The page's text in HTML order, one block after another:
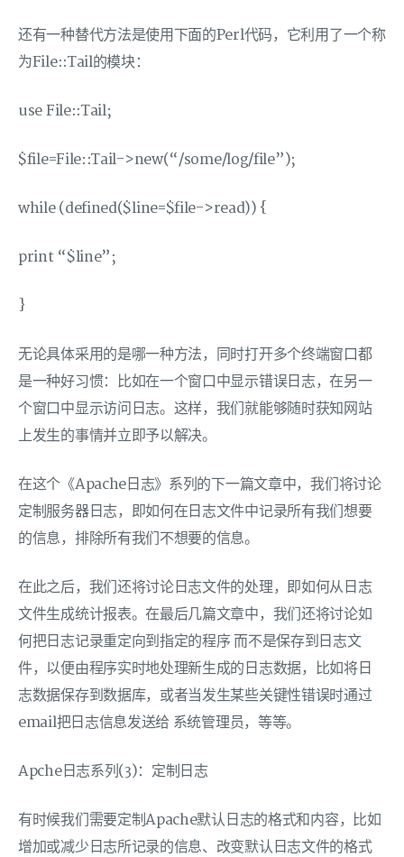
还有一种替代方法是使用下面的Perl代码，它利用了一个称
为File::Tail的模块：
use File::Tail;
$file=File::Tail->new(“/some/log/file”);
while (defined($line=$file->read)) {
print “$line”;
}
无论具体采用的是哪一种方法，同时打开多个终端窗口都
是一种好习惯：比如在一个窗口中显示错误日志，在另一
个窗口中显示访问日志。这样，我们就能够随时获知网站
上发生的事情并立即予以解决。
在这个《Apache日志》系列的下一篇文章中，我们将讨论
定制服务器日志，即如何在日志文件中记录所有我们想要
的信息，排除所有我们不想要的信息。
在此之后，我们还将讨论日志文件的处理，即如何从日志
文件生成统计报表。在最后几篇文章中，我们还将讨论如
何把日志记录重定向到指定的程序 而不是保存到日志文
件，以便由程序实时地处理新生成的日志数据，比如将日
志数据保存到数据库，或者当发生某些关键性错误时通过
email把日志信息发送给 系统管理员，等等。
Apche日志系列(3)：定制日志
有时候我们需要定制Apache默认日志的格式和内容，比如
增加或减少日志所记录的信息、改变默认日志文件的格式